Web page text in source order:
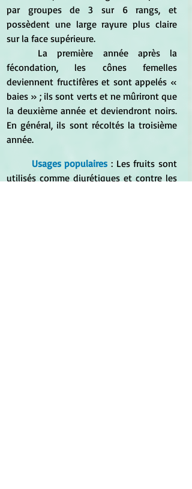
par groupes de 3 sur 6 rangs, et
possèdent une large rayure plus claire
sur la face supérieure.
fécondation, les cônes femelles
deviennent fructifères et sont appelés «
baies » ; ils sont verts et ne mûriront que
la deuxième année et deviendront noirs.
En général, ils sont récoltés la troisième
année.
Usages populaires : Les fruits sont
utilisés comme diurétiques et contre les